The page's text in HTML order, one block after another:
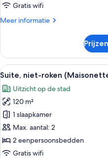
Room
laden
Gratis wifi
Meer informatie
Meer
niet-
roken
(Maisonette
King
Room
72sqm)
Alle
foto's
voor
Suite,
niet-
roken
(Maisonette
Suite
3
Suite, niet-roken
Uitzicht op de stad
120 m²
1 slaapkamer
Max. aantal: 2
2 eenpersoonsbedden
Gratis wifi